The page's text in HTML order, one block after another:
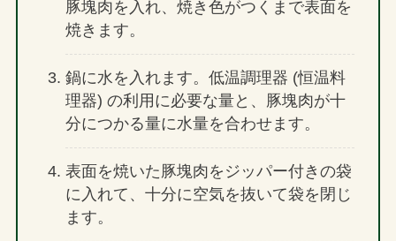
豚塊肉を入れ、焼き色がつくまで表面を
焼きます。
鍋に水を入れます。低温調理器 (恒温料
理器) の利用に必要な量と、豚塊肉が十
分につかる量に水量を合わせます。
表面を焼いた豚塊肉をジッパー付きの袋
に入れて、十分に空気を抜いて袋を閉じ
ます。